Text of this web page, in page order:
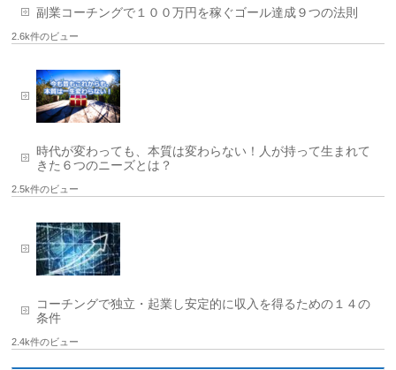
副業コーチングで１００万円を稼ぐゴール達成９つの法則
2.6k件のビュー
時代が変わっても、本質は変わらない！人が持って生まれて
きた６つのニーズとは？
2.5k件のビュー
コーチングで独立・起業し安定的に収入を得るための１４の
条件
2.4k件のビュー